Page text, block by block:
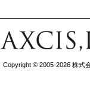
Copyright © 2005-2026 株式